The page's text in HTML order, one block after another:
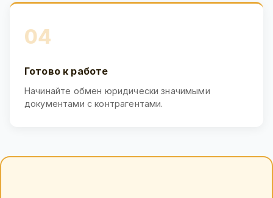
04
Готово к работе
Начинайте обмен юридически значимыми
документами с контрагентами.